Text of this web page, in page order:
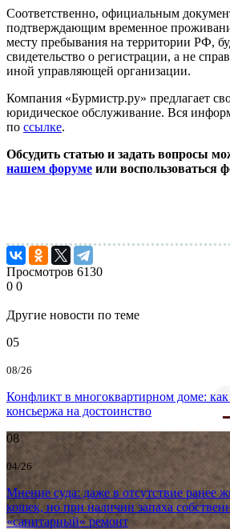
Соответственно, официальным
подтверждающим временное
месту пребывания на территории РФ,
свидетельство о регистрации, а не
иной управляющей организации.
Компания «Бурмистр.ру» предлагает
юридическое обслуживание. Вся
по ссылке.
Обсудить статью и задать вопросы
нашем форуме или воспользоваться
Просмотров 6130
0 0
Другие новости по теме
05
08/26
Конфликт в многоквартирном доме:
консьержа на достоинство
08
04/26
Мнение суда: даже в отсутствие ранее
кошек, но при наличии запаха
«санитарный» ремонт